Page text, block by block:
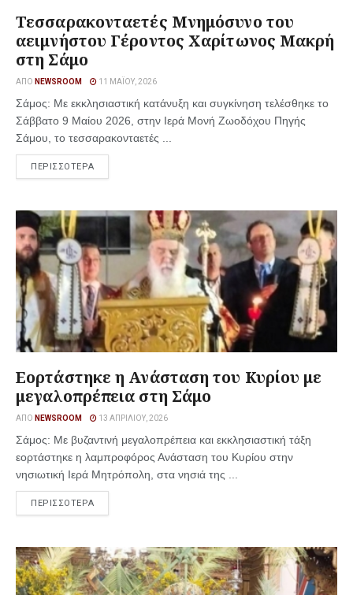
Τεσσαρακονταετές Μνημόσυνο του
αειμνήστου Γέροντος Χαρίτωνος Μακρή
στη Σάμο
ΑΠΌ NEWSROOM 11 ΜΑΪ́ΟΥ, 2026
Σάμος: Με εκκλησιαστική κατάνυξη και συγκίνηση τελέσθηκε το
Σάββατο 9 Μαίου 2026, στην Ιερά Μονή Ζωοδόχου Πηγής
Σάμου, το τεσσαρακονταετές ...
ΠΕΡΙΣΣΟΤΕΡΑ
Εορτάστηκε η Ανάσταση του Κυρίου με
μεγαλοπρέπεια στη Σάμο
ΑΠΌ NEWSROOM 13 ΑΠΡΙΛΊΟΥ, 2026
Σάμος: Με βυζαντινή μεγαλοπρέπεια και εκκλησιαστική τάξη
εορτάστηκε η λαμπροφόρος Ανάσταση του Κυρίου στην
νησιωτική Ιερά Μητρόπολη, στα νησιά της ...
ΠΕΡΙΣΣΟΤΕΡΑ